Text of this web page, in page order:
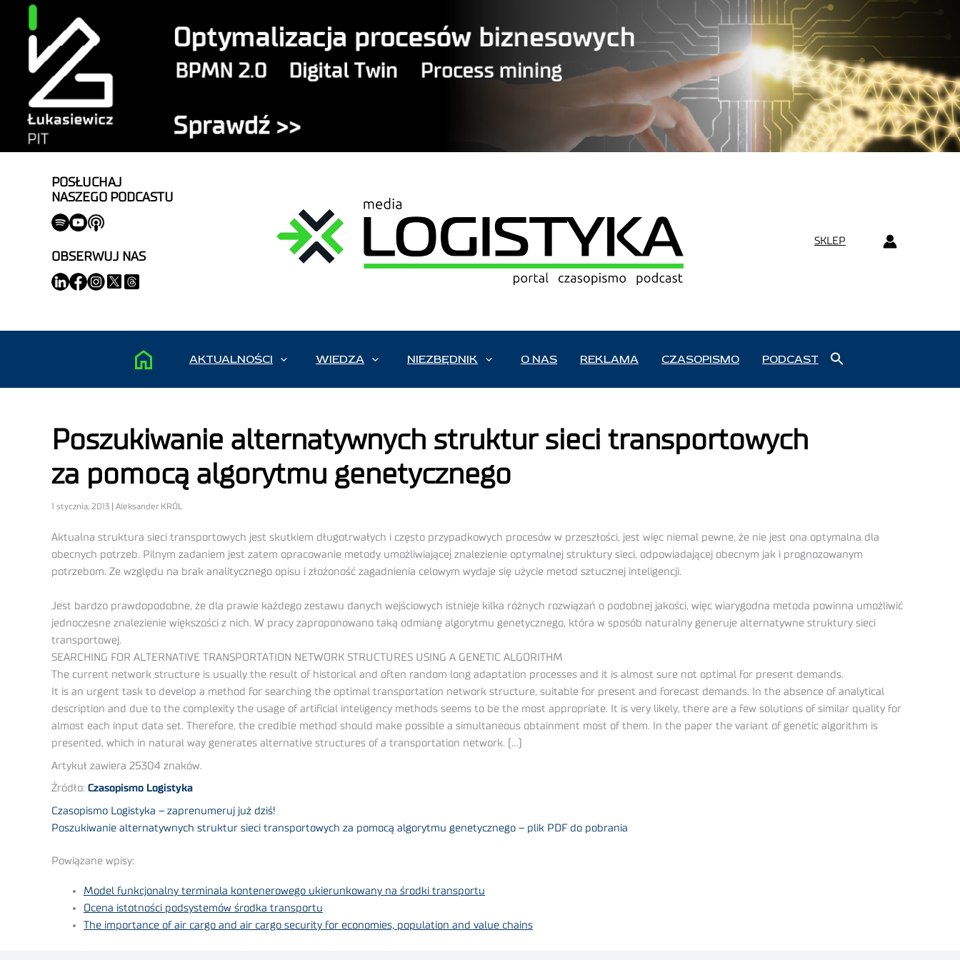
POSŁUCHAJ
NASZEGO PODCASTU
OBSERWUJ NAS
SKLEP
AKTUALNOŚCI WIEDZA NIEZBĘDNIK O NAS REKLAMA CZASOPISMO PODCAST
Poszukiwanie alternatywnych struktur sieci transportowych
za pomocą algorytmu genetycznego
1 stycznia, 2013 | Aleksander KRÓL
Aktualna struktura sieci transportowych jest skutkiem długotrwałych i często przypadkowych procesów w przeszłości, jest więc niemal pewne, że nie jest ona optymalna dla
obecnych potrzeb. Pilnym zadaniem jest zatem opracowanie metody umożliwiającej znalezienie optymalnej struktury sieci, odpowiadającej obecnym jak i prognozowanym
potrzebom. Ze względu na brak analitycznego opisu i złożoność zagadnienia celowym wydaje się użycie metod sztucznej inteligencji.
Jest bardzo prawdopodobne, że dla prawie każdego zestawu danych wejściowych istnieje kilka różnych rozwiązań o podobnej jakości, więc wiarygodna metoda powinna umożliwić
jednoczesne znalezienie większości z nich. W pracy zaproponowano taką odmianę algorytmu genetycznego, która w sposób naturalny generuje alternatywne struktury sieci
transportowej.
SEARCHING FOR ALTERNATIVE TRANSPORTATION NETWORK STRUCTURES USING A GENETIC ALGORITHM
The current network structure is usually the result of historical and often random long adaptation processes and it is almost sure not optimal for present demands.
It is an urgent task to develop a method for searching the optimal transportation network structure, suitable for present and forecast demands. In the absence of analytical
description and due to the complexity the usage of artificial inteligency methods seems to be the most appropriate. It is very likely, there are a few solutions of similar quality for
almost each input data set. Therefore, the credible method should make possible a simultaneous obtainment most of them. In the paper the variant of genetic algorithm is
presented, which in natural way generates alternative structures of a transportation network. (…)
Artykuł zawiera 25304 znaków.
Źródło: Czasopismo Logistyka
Czasopismo Logistyka – zaprenumeruj już dziś!
Poszukiwanie alternatywnych struktur sieci transportowych za pomocą algorytmu genetycznego – plik PDF do pobrania
Powiązane wpisy:
Model funkcjonalny terminala kontenerowego ukierunkowany na środki transportu
Ocena istotności podsystemów środka transportu
The importance of air cargo and air cargo security for economies, population and value chains